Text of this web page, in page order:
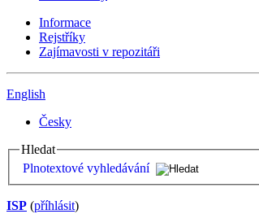
Informace
Rejstříky
Zajímavosti v repozitáři
English
Česky
Hledat
Plnotextové vyhledávání
ISP (příhlásit)